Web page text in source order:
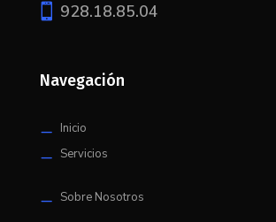
 928.18.85.04
Navegación
K Inicio
K Servicios
K Sobre Nosotros